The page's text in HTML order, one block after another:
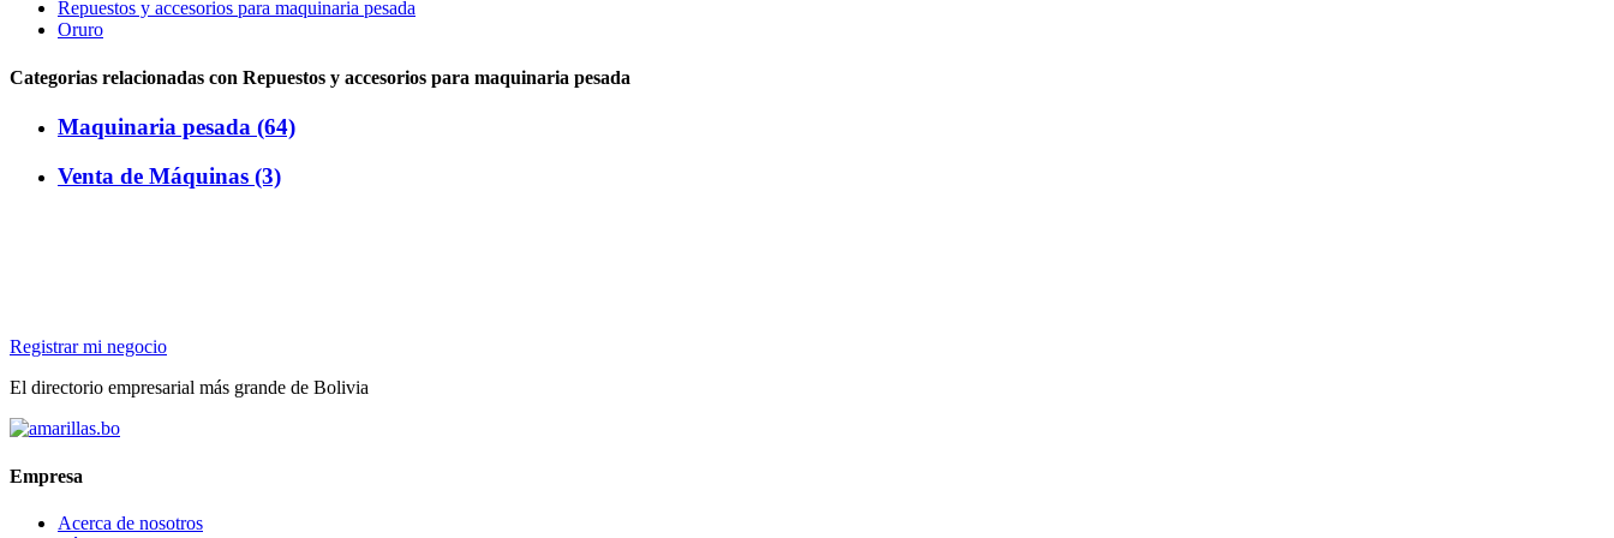
Repuestos y accesorios para maquinaria pesada
Oruro
Categorias relacionadas con Repuestos y accesorios para maquinaria pesada
Maquinaria pesada (64)
Venta de Máquinas (3)
Registrar mi negocio
El directorio empresarial más grande de Bolivia
Empresa
Acerca de nosotros